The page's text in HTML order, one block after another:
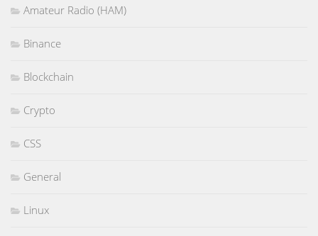
Amateur Radio (HAM)
Binance
Blockchain
Crypto
CSS
General
Linux